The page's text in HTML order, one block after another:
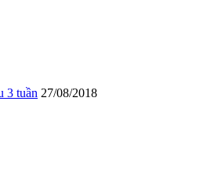
3 tuần 27/08/2018